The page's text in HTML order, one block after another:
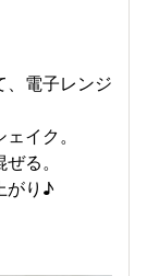
電子レンジ
イク。
る。
がり♪